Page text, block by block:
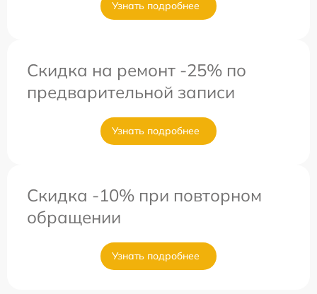
Узнать подробнее
Скидка на ремонт -25% по
предварительной записи
Узнать подробнее
Скидка -10% при повторном
обращении
Узнать подробнее